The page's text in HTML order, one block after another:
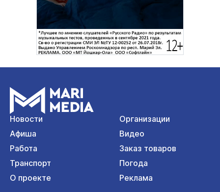
Новости
Организации
Афиша
Видео
Работа
Заказ товаров
Транспорт
Погода
О проекте
Реклама